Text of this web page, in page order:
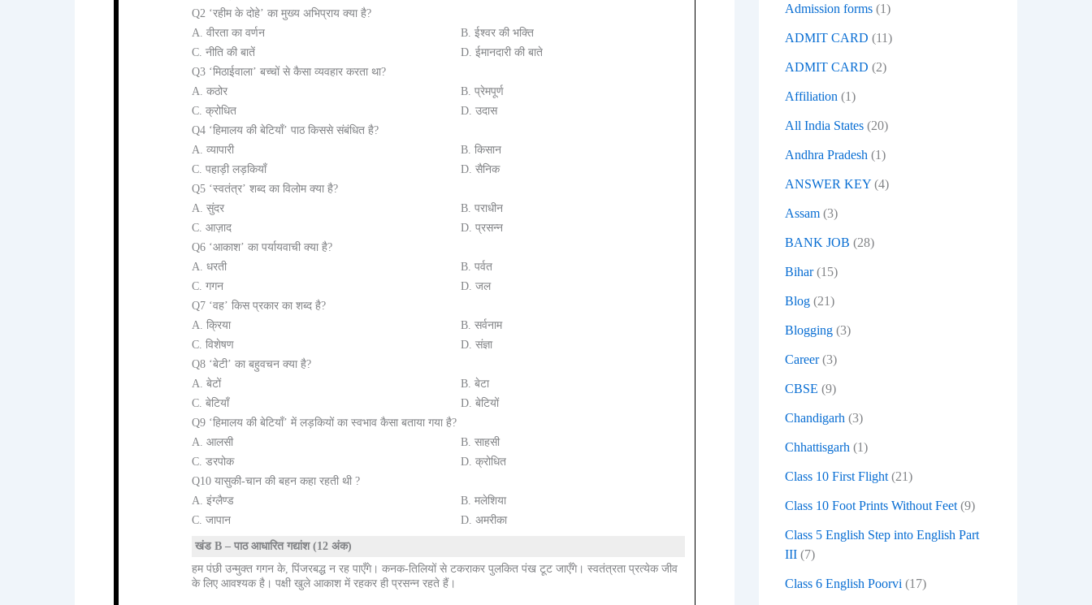
Q2 ‘रहीम के दोहे’ का मुख्य अभिप्राय क्या है?
A. वीरता का वर्णन
B. ईश्वर की भक्ति
C. नीति की बातें
D. ईमानदारी की बाते
Q3 ‘मिठाईवाला’ बच्चों से कैसा व्यवहार करता था?
A. कठोर
B. प्रेमपूर्ण
C. क्रोधित
D. उदास
Q4 ‘हिमालय की बेटियाँ’ पाठ किससे संबंधित है?
A. व्यापारी
B. किसान
C. पहाड़ी लड़कियाँ
D. सैनिक
Q5 ‘स्वतंत्र’ शब्द का विलोम क्या है?
A. सुंदर
B. पराधीन
C. आज़ाद
D. प्रसन्न
Q6 ‘आकाश’ का पर्यायवाची क्या है?
A. धरती
B. पर्वत
C. गगन
D. जल
Q7 ‘वह’ किस प्रकार का शब्द है?
A. क्रिया
B. सर्वनाम
C. विशेषण
D. संज्ञा
Q8 ‘बेटी’ का बहुवचन क्या है?
A. बेटों
B. बेटा
C. बेटियाँ
D. बेटियों
Q9 ‘हिमालय की बेटियाँ’ में लड़कियों का स्वभाव कैसा बताया गया है?
A. आलसी
B. साहसी
C. डरपोक
D. क्रोधित
Q10 यासुकी-चान की बहन कहा रहती थी ?
A. इंग्लैण्ड
B. मलेशिया
C. जापान
D. अमरीका
खंड B – पाठ आधारित गद्यांश (12 अंक)
हम पंछी उन्मुक्त गगन के, पिंजरबद्ध न रह पाएँगे। कनक-तिलियों से टकराकर पुलकित पंख टूट जाएँगे। स्वतंत्रता प्रत्येक जीव
के लिए आवश्यक है। पक्षी खुले आकाश में रहकर ही प्रसन्न रहते हैं।
Admission forms (1)
ADMIT CARD (11)
ADMIT CARD (2)
Affiliation (1)
All India States (20)
Andhra Pradesh (1)
ANSWER KEY (4)
Assam (3)
BANK JOB (28)
Bihar(15)
Blog (21)
Blogging (3)
Career(3)
CBSE (9)
Chandigarh (3)
Chhattisgarh (1)
Class 10 First Flight (21)
Class 10 Foot Prints Without Feet (9)
Class 5 English Step into English Part
III (7)
Class 6 English Poorvi (17)